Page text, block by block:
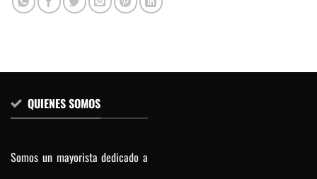
QUIENES SOMOS
Somos un mayorista dedicado a